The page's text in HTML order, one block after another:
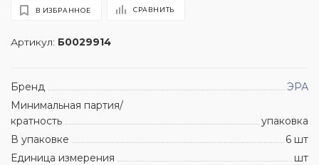
Артикул: Б0029914
В ИЗБРАННОЕ СРАВНИТЬ
Бренд
ЭРА
Минимальная партия/
кратность
упаковка
В упаковке
6 шт
Единица измерения
шт